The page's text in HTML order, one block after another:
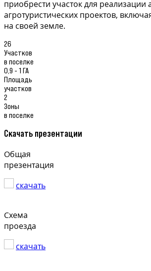
приобрести участок для реализации
агротуристических проектов,
на своей земле.
26
Участков
в поселке
0,9 - 1 ГА
Площадь
участков
2
Зоны
в поселке
Скачать презентации
Общая
презентация
скачать
Схема
проезда
скачать